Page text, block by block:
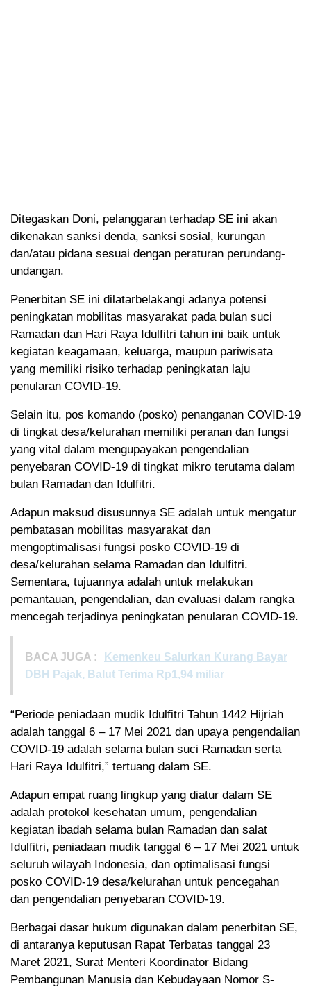
Ditegaskan Doni, pelanggaran terhadap SE ini akan
dikenakan sanksi denda, sanksi sosial, kurungan
dan/atau pidana sesuai dengan peraturan perundang-
undangan.
Penerbitan SE ini dilatarbelakangi adanya potensi
peningkatan mobilitas masyarakat pada bulan suci
Ramadan dan Hari Raya Idulfitri tahun ini baik untuk
kegiatan keagamaan, keluarga, maupun pariwisata
yang memiliki risiko terhadap peningkatan laju
penularan COVID-19.
Selain itu, pos komando (posko) penanganan COVID-19
di tingkat desa/kelurahan memiliki peranan dan fungsi
yang vital dalam mengupayakan pengendalian
penyebaran COVID-19 di tingkat mikro terutama dalam
bulan Ramadan dan Idulfitri.
Adapun maksud disusunnya SE adalah untuk mengatur
pembatasan mobilitas masyarakat dan
mengoptimalisasi fungsi posko COVID-19 di
desa/kelurahan selama Ramadan dan Idulfitri.
Sementara, tujuannya adalah untuk melakukan
pemantauan, pengendalian, dan evaluasi dalam rangka
mencegah terjadinya peningkatan penularan COVID-19.
BACA JUGA :
Kemenkeu Salurkan Kurang Bayar
DBH Pajak, Balut Terima Rp1,94 miliar
“Periode peniadaan mudik Idulfitri Tahun 1442 Hijriah
adalah tanggal 6 – 17 Mei 2021 dan upaya pengendalian
COVID-19 adalah selama bulan suci Ramadan serta
Hari Raya Idulfitri,” tertuang dalam SE.
Adapun empat ruang lingkup yang diatur dalam SE
adalah protokol kesehatan umum, pengendalian
kegiatan ibadah selama bulan Ramadan dan salat
Idulfitri, peniadaan mudik tanggal 6 – 17 Mei 2021 untuk
seluruh wilayah Indonesia, dan optimalisasi fungsi
posko COVID-19 desa/kelurahan untuk pencegahan
dan pengendalian penyebaran COVID-19.
Berbagai dasar hukum digunakan dalam penerbitan SE,
di antaranya keputusan Rapat Terbatas tanggal 23
Maret 2021, Surat Menteri Koordinator Bidang
Pembangunan Manusia dan Kebudayaan Nomor S-